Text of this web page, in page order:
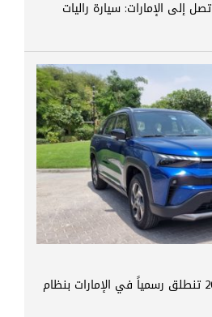
تويوتا GR Yaris 2026 تصل إلى الإمارات: سيارة راليات
سوزوكي أكروس 2026 تنطلق رسمياً في الإمارات بنظام